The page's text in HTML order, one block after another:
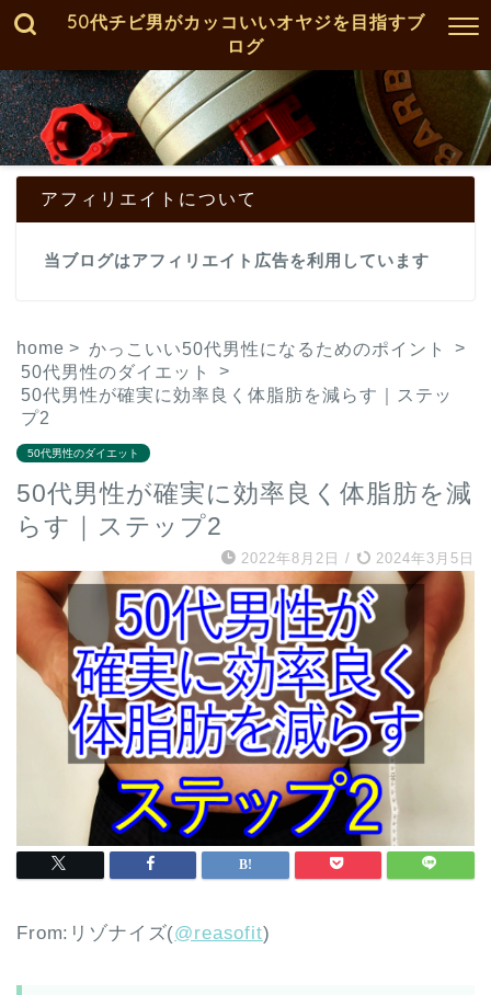
50代チビ男がカッコいいオヤジを目指すブ
ログ
アフィリエイトについて
当ブログはアフィリエイト広告を利用しています
home > かっこいい50代男性になるためのポイント
>
50代男性のダイエット
>
50代男性が確実に効率良く体脂肪を減らす｜ステッ
プ2
50代男性のダイエット
50代男性が確実に効率良く体脂肪を減
らす｜ステップ2
2022年8月2日 / 2024年3月5日
From:リゾナイズ(@reasofit)